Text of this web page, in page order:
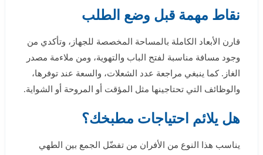
نقاط مهمة قبل وضع الطلب
قارن الأبعاد الكاملة بالمساحة المخصصة للجهاز، وتأكدي من
وجود مسافة مناسبة لفتح الباب والتهوية، ومن ملاءمة مصدر
الغاز. كما ينبغي مراجعة عدد الشعلات، والسعة عند توفرها،
والوظائف التي تحتاجينها مثل المؤقت أو المروحة أو الشواية.
هل يلائم احتياجات مطبخك؟
يناسب هذا النوع من الأفران من تفضّل الجمع بين الطهي